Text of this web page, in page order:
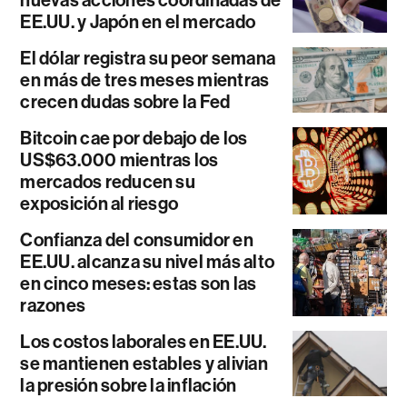
EE.UU. y Japón en el mercado
El dólar registra su peor semana
en más de tres meses mientras
crecen dudas sobre la Fed
Bitcoin cae por debajo de los
US$63.000 mientras los
mercados reducen su
exposición al riesgo
Confianza del consumidor en
EE.UU. alcanza su nivel más alto
en cinco meses: estas son las
razones
Los costos laborales en EE.UU.
se mantienen estables y alivian
la presión sobre la inflación